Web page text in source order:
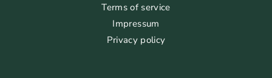
Terms of service
Impressum
Privacy policy